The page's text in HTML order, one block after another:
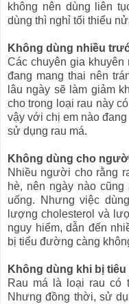
không nên dùng liên
dùng thì nghỉ tối thiểu
Không dùng nhiều
Các chuyên gia
đang mang thai nên
lâu ngày sẽ làm giảm
cho trong loại rau này
vậy với chị em nào
sử dụng rau má.
Không dùng cho
Nhiều người cho rằng
hè, nên ngày nào
uống. Nhưng việc
lượng cholesterol và
nguy hiểm, dẫn đến
bị tiểu đường càng
Không dùng khi bị tiêu
Rau má là loại rau có
Nhưng đồng thời, sử